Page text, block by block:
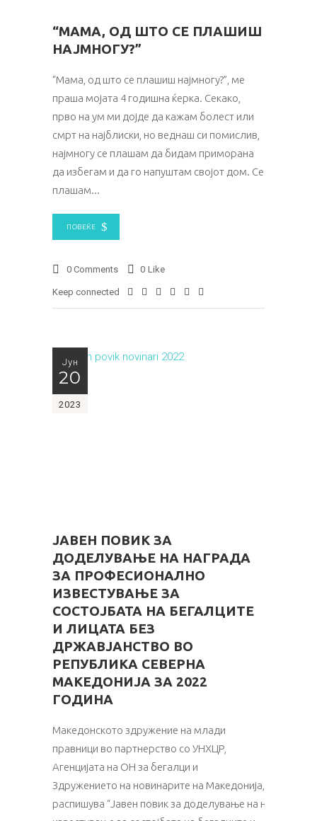
“МАМA, ОД ШТО СЕ ПЛАШИШ
НАЈМНОГУ?”
“Мамa, од што се плашиш најмногу?”, ме
праша мојатa 4 годишна ќерка. Секако,
прво на ум ми дојде да кажам болест или
смрт на најблиски, но веднаш си помислив,
најмногу се плашам да бидам приморана
да избегам и да го напуштам својот дом. Се
плашам
ПОВЕЌЕ
0 Comments 0 Like
Keep connected
Јун
20
2023
ЈАВЕН ПОВИК ЗА
ДОДЕЛУВАЊЕ НА НАГРАДА
ЗА ПРОФЕСИОНАЛНО
ИЗВЕСТУВАЊЕ ЗА
СОСТОЈБАТА НА БЕГАЛЦИТЕ
И ЛИЦАТА БЕЗ
ДРЖАВЈАНСТВО ВО
РЕПУБЛИКА СЕВЕРНА
МАКЕДОНИЈА ЗА 2022
ГОДИНА
Македонското здружение на млади
правници во партнерство со УНХЦР,
Агенцијата на ОН за бегалци и
Здружението на новинарите на Македонија,
распишува “Јавен повик за доделување на награда